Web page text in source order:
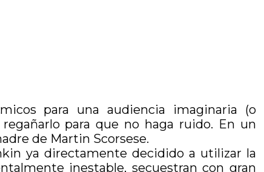
para una audiencia imaginaria (o
para que no haga ruido. En un
de Martin Scorsese.
ya directamente decidido a utilizar la
inestable, secuestran con gran